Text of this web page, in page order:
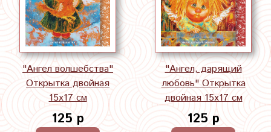
"Ангел волшебства"
Открытка двойная
15х17 см
125 р
"Ангел, дарящий
любовь" Открытка
двойная 15х17 см
125 р